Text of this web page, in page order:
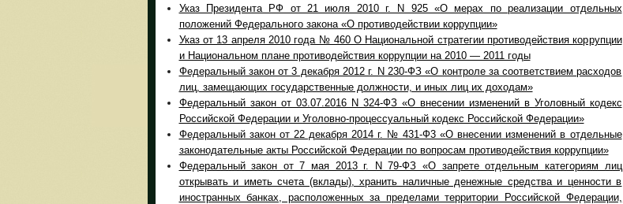
Указ Президента РФ от 21 июля 2010 г. N 925 «О мерах по реализации отдельных
положений Федерального закона «О противодействии коррупции»
Указ от 13 апреля 2010 года № 460 О Национальной стратегии противодействия коррупции
и Национальном плане противодействия коррупции на 2010 — 2011 годы
Федеральный закон от 3 декабря 2012 г. N 230-ФЗ «О контроле за соответствием расходов
лиц, замещающих государственные должности, и иных лиц их доходам»
Федеральный закон от 03.07.2016 N 324-ФЗ «О внесении изменений в Уголовный кодекс
Российской Федерации и Уголовно-процессуальный кодекс Российской Федерации»
Федеральный закон от 22 декабря 2014 г. № 431-Ф3 «О внесении изменений в отдельные
законодательные акты Российской Федерации по вопросам противодействия коррупции»
Федеральный закон от 7 мая 2013 г. N 79-ФЗ «О запрете отдельным категориям лиц
открывать и иметь счета (вклады), хранить наличные денежные средства и ценности в
иностранных банках, расположенных за пределами территории Российской Федерации,